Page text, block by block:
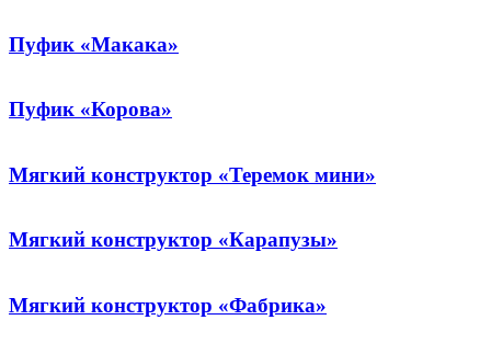
Пуфик «Макака»
Пуфик «Корова»
Мягкий конструктор «Теремок мини»
Мягкий конструктор «Карапузы»
Мягкий конструктор «Фабрика»